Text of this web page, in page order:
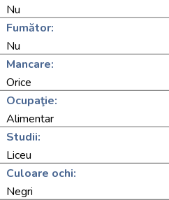
Nu
Fumător:
Nu
Mancare:
Orice
Ocupaţie:
Alimentar
Studii:
Liceu
Culoare ochi:
Negri